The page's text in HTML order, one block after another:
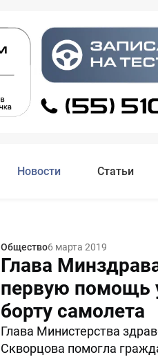
Новости Статьи
Общество6 марта 2019
Глава
первую помощь
борту самолета
Глава Министерства
Скворцова помогла